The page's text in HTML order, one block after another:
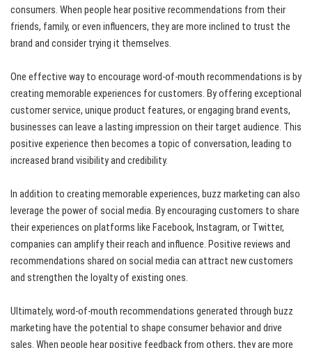
consumers. When people hear positive recommendations from their
friends, family, or even influencers, they are more inclined to trust the
brand and consider trying it themselves.
One effective way to encourage word-of-mouth recommendations is by
creating memorable experiences for customers. By offering exceptional
customer service, unique product features, or engaging brand events,
businesses can leave a lasting impression on their target audience. This
positive experience then becomes a topic of conversation, leading to
increased brand visibility and credibility.
In addition to creating memorable experiences, buzz marketing can also
leverage the power of social media. By encouraging customers to share
their experiences on platforms like Facebook, Instagram, or Twitter,
companies can amplify their reach and influence. Positive reviews and
recommendations shared on social media can attract new customers
and strengthen the loyalty of existing ones.
Ultimately, word-of-mouth recommendations generated through buzz
marketing have the potential to shape consumer behavior and drive
sales. When people hear positive feedback from others, they are more